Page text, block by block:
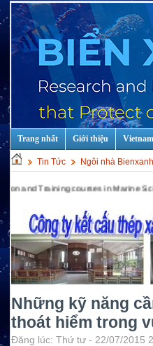
Trang nhất Giới thiệu
Tin Tức Ngôi nhà
courses in Marine Scientist and
Những kỹ năng
thoát hiểm trong
Đăng lúc: Thứ tư - 22/07/2015